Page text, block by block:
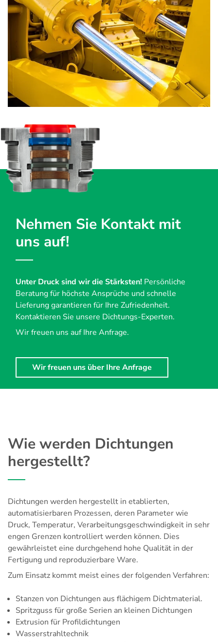
Nehmen Sie Kontakt mit
uns auf!
Unter Druck sind wir die Stärksten! Persönliche
Beratung für höchste Ansprüche und schnelle
Lieferung garantieren für Ihre Zufriedenheit.
Kontaktieren Sie unsere Dichtungs-Experten.
Wir freuen uns auf Ihre Anfrage.
Wir freuen uns über Ihre Anfrage
Wie werden Dichtungen
hergestellt?
Dichtungen werden hergestellt in etablierten,
automatisierbaren Prozessen, deren Parameter wie
Druck, Temperatur, Verarbeitungsgeschwindigkeit in sehr
engen Grenzen kontrolliert werden können. Dies
gewährleistet eine durchgehend hohe Qualität in der
Fertigung und reproduzierbare Ware.
Zum Einsatz kommt meist eines der folgenden Verfahren:
Stanzen von Dichtungen aus flächigem Dichtmaterial.
Spritzguss für große Serien an kleinen Dichtungen
Extrusion für Profildichtungen
Wasserstrahltechnik